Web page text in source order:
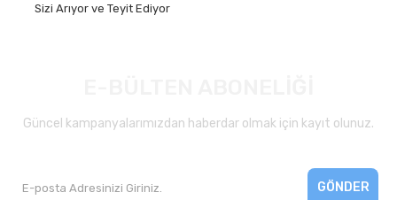
Sizi Arıyor ve Teyit Ediyor
Güncel kampanyalarımızdan haberdar olmak için kayıt olunuz.
GÖNDER